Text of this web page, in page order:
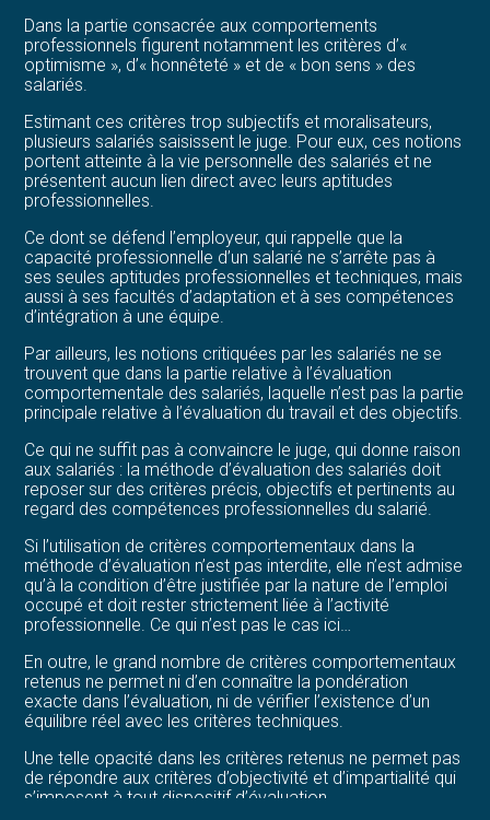
Dans la partie consacrée aux comportements
professionnels figurent notamment les critères d’«
optimisme », d’« honnêteté » et de « bon sens » des
salariés.
Estimant ces critères trop subjectifs et moralisateurs,
plusieurs salariés saisissent le juge. Pour eux, ces notions
portent atteinte à la vie personnelle des salariés et ne
présentent aucun lien direct avec leurs aptitudes
professionnelles.
Ce dont se défend l’employeur, qui rappelle que la
capacité professionnelle d’un salarié ne s’arrête pas à
ses seules aptitudes professionnelles et techniques, mais
aussi à ses facultés d’adaptation et à ses compétences
d’intégration à une équipe.
Par ailleurs, les notions critiquées par les salariés ne se
trouvent que dans la partie relative à l’évaluation
comportementale des salariés, laquelle n’est pas la partie
principale relative à l’évaluation du travail et des objectifs.
Ce qui ne suffit pas à convaincre le juge, qui donne raison
aux salariés : la méthode d’évaluation des salariés doit
reposer sur des critères précis, objectifs et pertinents au
regard des compétences professionnelles du salarié.
Si l’utilisation de critères comportementaux dans la
méthode d’évaluation n’est pas interdite, elle n’est admise
qu’à la condition d’être justifiée par la nature de l’emploi
occupé et doit rester strictement liée à l’activité
professionnelle. Ce qui n’est pas le cas ici…
En outre, le grand nombre de critères comportementaux
retenus ne permet ni d’en connaître la pondération
exacte dans l’évaluation, ni de vérifier l’existence d’un
équilibre réel avec les critères techniques.
Une telle opacité dans les critères retenus ne permet pas
de répondre aux critères d’objectivité et d’impartialité qui
s’imposent à tout dispositif d’évaluation.